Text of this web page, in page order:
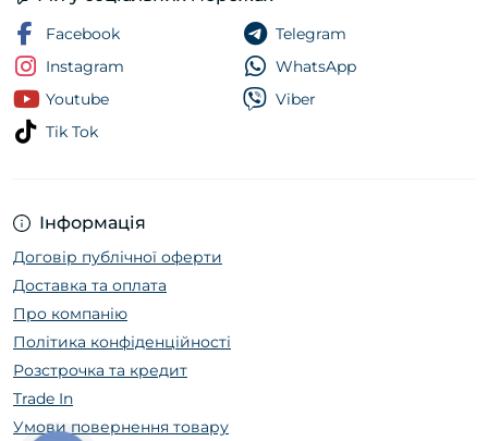
Інформація
Договір публічної оферти
Доставка та оплата
Про компанію
Політика конфіденційності
Розстрочка та кредит
Trade In
Умови повернення товару
Facebook
Instagram
Youtube
Tik Tok
Telegram
WhatsApp
Viber